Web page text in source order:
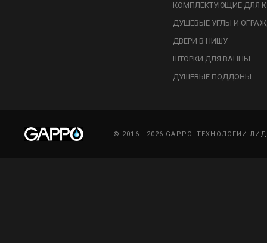
КОМПЛЕКТУЮЩИЕ ДЛЯ
ДУШЕВЫЕ УГЛЫ И
ДВЕРИ В НИШУ
ШТОРКИ ДЛЯ ВАННЫ
ДУШЕВЫЕ ПОДДОНЫ
© 2016 - 2026 GAPPO. ТЕХНОЛОГИИ